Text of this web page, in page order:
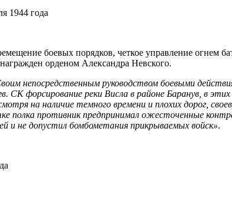
1944 года
боевых порядков, четкое управление огнем
орденом Александра Невского.
непосредственным руководством боевыми
форсирование реки Висла в районе Баранув, в
на наличие темного времени и плохих дорог,
полка противник предпринимал ожесточенные
и не допустил бомбометания прикрываемых войск».